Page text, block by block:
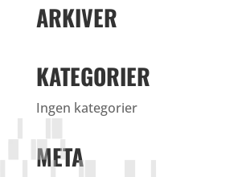
ARKIVER
KATEGORIER
Ingen kategorier
META